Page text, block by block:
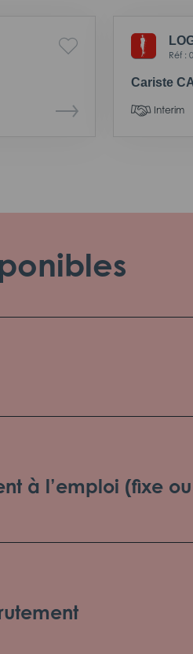
Réf :
Cariste
Interim
à l’emploi (fixe ou